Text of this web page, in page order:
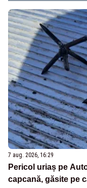
7 aug. 2026, 16:29
Pericol uriaș pe
capcană, găsite pe